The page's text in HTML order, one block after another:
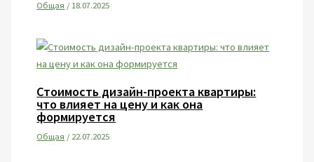
Общая /18.07.2025
Стоимость дизайн-проекта квартиры:
что влияет на цену и как она
формируется
Общая /22.07.2025